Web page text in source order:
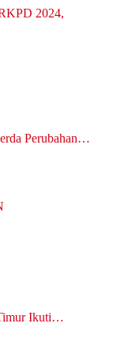
2024,
Perubahan…
Ikuti…